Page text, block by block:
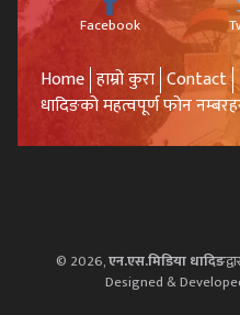
Facebook
Home हाम्रो कुरा Contact
धादिङको महत्वपूर्ण फोन
© 2026,एन.एस.मिडिया धादिङ
Designed &